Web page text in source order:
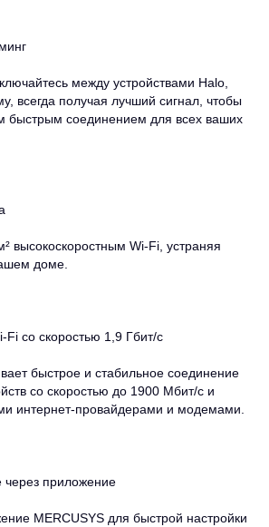
между устройствами Halo,
всегда получая лучший сигнал, чтобы
быстрым соединением для всех ваших
высокоскоростным Wi-Fi, устраняя
доме.
Fi со скоростью 1,9 Гбит/с
быстрое и стабильное соединение
со скоростью до 1900 Мбит/с и
интернет-провайдерами и модемами.
через приложение
MERCUSYS для быстрой настройки